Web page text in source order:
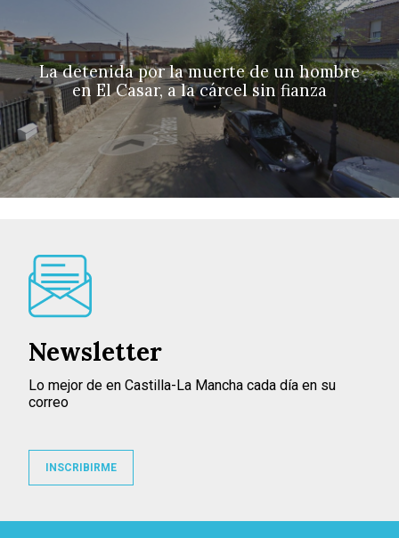
La detenida por la muerte de un hombre
en El Casar, a la cárcel sin fianza
Newsletter
Lo mejor de en Castilla-La Mancha cada día en su
correo
INSCRIBIRME